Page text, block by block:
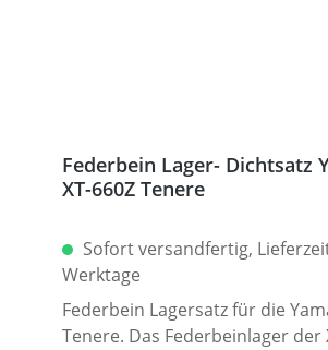
Federbein Lager- Dichtsatz
XT-660Z Tenere
Sofort versandfertig,
Werktage
Federbein Lagersatz für die
Tenere. Das Federbeinlager der XT660Z wird